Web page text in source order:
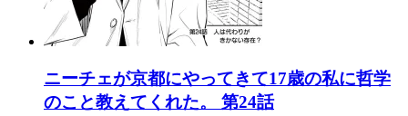
ニーチェが京都にやってきて17歳の私に哲学
のこと教えてくれた。 第24話